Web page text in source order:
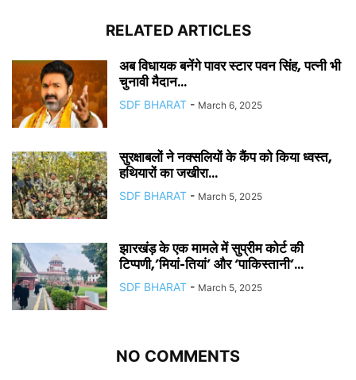
RELATED ARTICLES
अब विधायक बनेंगे पावर स्टार पवन सिंह, पत्नी भी
चुनावी मैदान...
SDF BHARAT - March 6, 2025
सुरक्षाबलों ने नक्सलियों के कैंप को किया ध्वस्त,
हथियारों का जखीरा...
SDF BHARAT - March 5, 2025
झारखंड़ के एक मामले में सुप्रीम कोर्ट की
टिप्पणी,’मियां-तियां’ और ‘पाकिस्तानी’...
SDF BHARAT - March 5, 2025
NO COMMENTS